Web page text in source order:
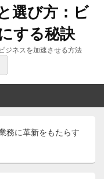
選び方：ビ
する秘訣
ジネスを加速させる方法
務に革新をもたらす